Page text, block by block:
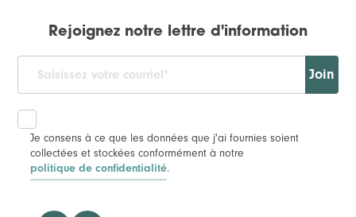
Rejoignez notre lettre d'information
Join
Je consens à ce que les données que j'ai fournies soient
collectées et stockées conformément à notre
politique de confidentialité.